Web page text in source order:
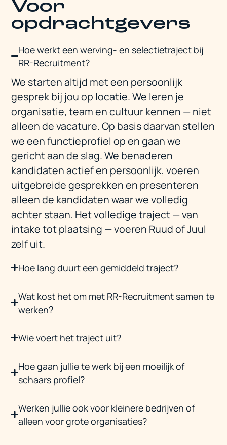
Voor
opdrachtgevers
Hoe werkt een werving- en selectietraject bij
RR-Recruitment?
We starten altijd met een persoonlijk
gesprek bij jou op locatie. We leren je
organisatie, team en cultuur kennen — niet
alleen de vacature. Op basis daarvan stellen
we een functieprofiel op en gaan we
gericht aan de slag. We benaderen
kandidaten actief en persoonlijk, voeren
uitgebreide gesprekken en presenteren
alleen de kandidaten waar we volledig
achter staan. Het volledige traject — van
intake tot plaatsing — voeren Ruud of Juul
zelf uit.
Hoe lang duurt een gemiddeld traject?
Wat kost het om met RR-Recruitment samen te
werken?
Wie voert het traject uit?
Hoe gaan jullie te werk bij een moeilijk of
schaars profiel?
Werken jullie ook voor kleinere bedrijven of
alleen voor grote organisaties?